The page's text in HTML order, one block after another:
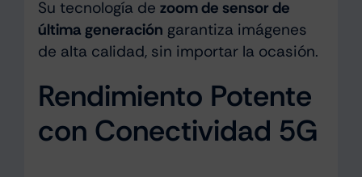
Su tecnología de zoom de sensor de
última generación garantiza imágenes
de alta calidad, sin importar la ocasión.
Rendimiento Potente
con Conectividad 5G